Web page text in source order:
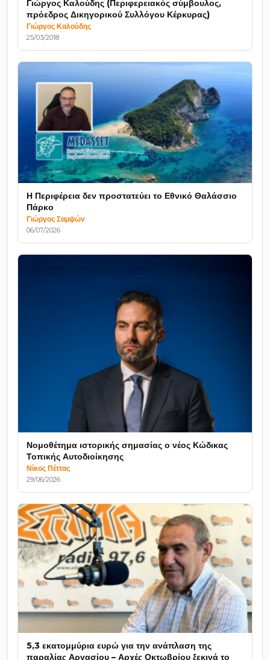
Γιώργος Καλούδης (Περιφερειακός σύμβουλος,
πρόεδρος Δικηγορικού Συλλόγου Κέρκυρας)
Γιώργος Καλούδης
25/03/2018
Η Περιφέρεια δεν προστατεύει το Εθνικό Θαλάσσιο
Πάρκο
Γιώργος Σαμψών
06/07/2026
Νομοθέτημα ιστορικής σημασίας ο νέος Κώδικας
Τοπικής Αυτοδιοίκησης
Νίκος Πέττας
29/06/2026
5,3 εκατομμύρια ευρώ για την ανάπλαση της
παραλίας Αργασίου – Αρχές Οκτωβρίου ξεκινά το